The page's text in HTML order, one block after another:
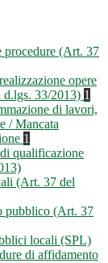
procedure (Art. 37
opere
33/2013) 1
di lavori,
/ Mancata
1
qualificazione
(Art. 37 del
pubblico (Art. 37
locali (SPL)
di affidamento